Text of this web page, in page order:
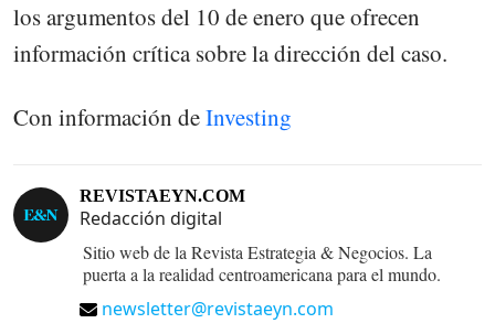
los argumentos del 10 de enero que ofrecen
información crítica sobre la dirección del caso.
Con información deInvesting
REVISTAEYN.COM
Redacción digital
Sitio web de la Revista Estrategia & Negocios. La
puerta a la realidad centroamericana para el mundo.
newsletter@revistaeyn.com